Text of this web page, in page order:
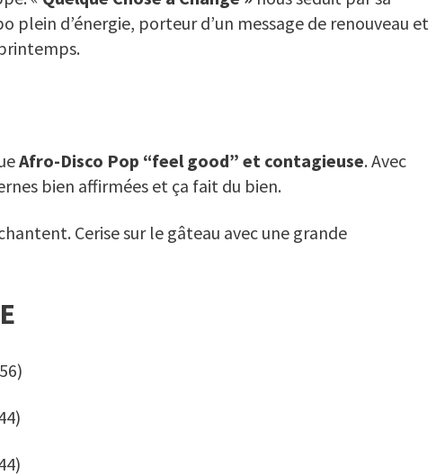
d’énergie, porteur d’un message de renouveau et
Afro-Disco Pop “feel good” et contagieuse. Avec
bien affirmées et ça fait du bien.
Cerise sur le gâteau avec une grande